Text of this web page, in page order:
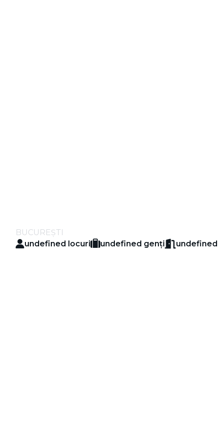
BUCUREȘTI
undefined locuri undefined genți undefined